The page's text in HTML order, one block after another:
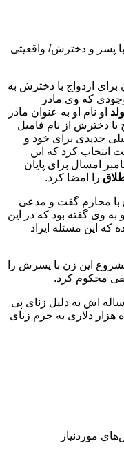
پسر و دخترش/ واقعیتی
برای ازدواج با دخترش به
که وی مادر
او نام او به عنوان مادر
با دخترش از نام فامیل
جدیدی برای خود و
کرد که این
امسال برای پایان
را امضا کرد.
با محارم گفت و مدعی
به وی گفته بود که در این
این مسئله ایراد
این زن با پسرش را
محکوم کرد.
همچنین این نامادری 43 ساله و دختر 25 ساله اش به دلیل زنای پی
هزار دلاری به جرم زنای
موردنیاز